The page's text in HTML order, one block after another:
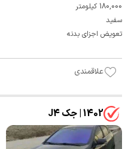
180,000 کیلومتر
سفید
تعویض اجزای بدنه
علاقمندی
1402 | جک J4